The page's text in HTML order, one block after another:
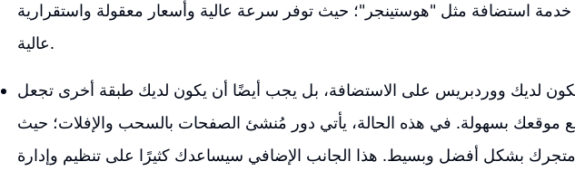
خدمة استضافة مثل "هوستينجر"؛ حيث توفر سرعة عالية وأسعار معقولة واستقرارية
عالية.
لديك ووردبريس على الاستضافة، بل يجب أيضًا أن يكون لديك طبقة أخرى تجعل
موقعك بسهولة. في هذه الحالة، يأتي دور مُنشئ الصفحات بالسحب والإفلات؛ حيث
متجرك بشكل أفضل وبسيط. هذا الجانب الإضافي سيساعدك كثيرًا على تنظيم وإدارة